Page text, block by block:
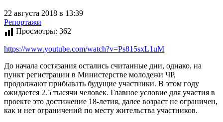
22 августа 2018 в 13:39
Репортажи
Просмотры: 362
https://www.youtube.com/watch?v=Ps815sxL1uM
До начала состязания остались считанные дни, однако, на
пункт регистрации в Министерстве молодежи ЧР,
продолжают прибывать будущие участники. В этом году
ожидается 2.5 тысячи человек. Главное условие для участия в
проекте это достижение 18-летия, далее возраст не ограничен,
как и нет ограничений по месту жительства участников.